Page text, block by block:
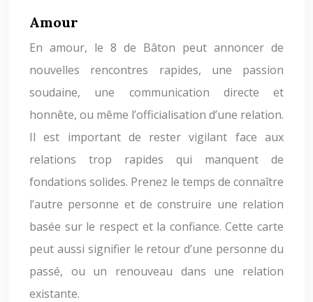
Amour
En amour, le 8 de Bâton peut annoncer de
nouvelles rencontres rapides, une passion
soudaine, une communication directe et
honnête, ou même l’officialisation d’une relation.
Il est important de rester vigilant face aux
relations trop rapides qui manquent de
fondations solides. Prenez le temps de connaître
l’autre personne et de construire une relation
basée sur le respect et la confiance. Cette carte
peut aussi signifier le retour d’une personne du
passé, ou un renouveau dans une relation
existante.